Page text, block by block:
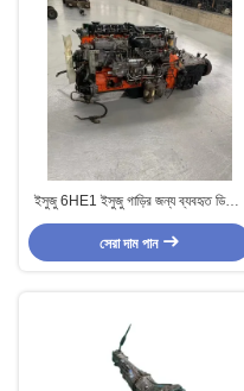
ইসুজু 6HE1 ইসুজু গাড়ির জন্য ব্যবহৃত ডিজেল
ইঞ্জিন 4JB1-G1 অোলিং ডিজেল ইঞ্জিন OEM
সেরা দাম পান